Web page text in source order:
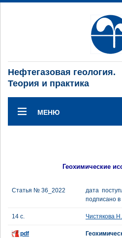
Нефтегазовая геология.
Теория и практика
МЕНЮ
Геохимические
Статья № 36_2022
дата
подписано в
14 с. Чистякова
pdf